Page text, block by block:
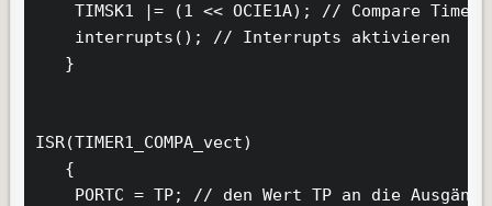
TIMSK1 |= (1 << OCIE1A); // Compare Timer
    interrupts(); // Interrupts aktivieren
   }
ISR(TIMER1_COMPA_vect)
   {
PORTC = TP; // den Wert TP an die